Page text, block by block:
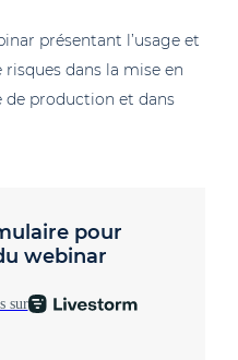
présentant l’usage et
risques dans la mise en
de production et dans
pour
webinar